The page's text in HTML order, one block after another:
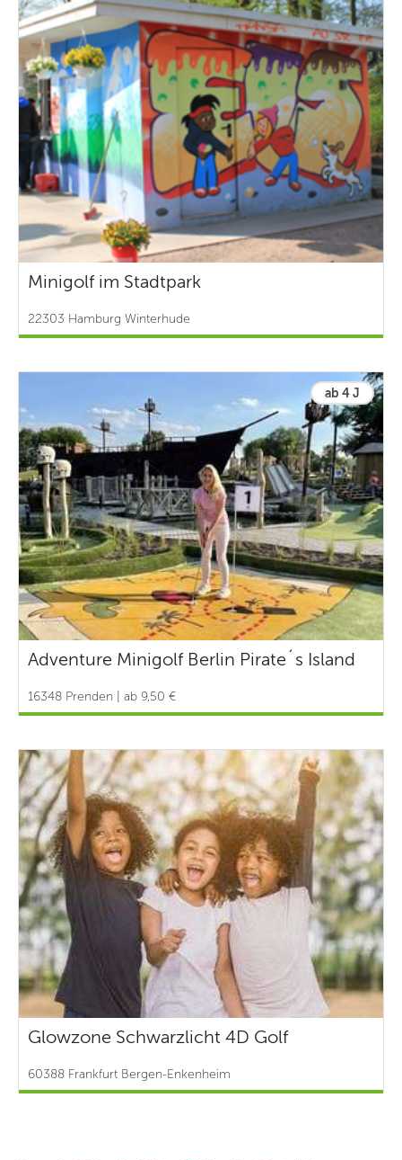
Minigolf im Stadtpark
22303 Hamburg Winterhude
ab 4 J
Adventure Minigolf Berlin Pirate´s Island
16348 Prenden | ab 9,50 €
Glowzone Schwarzlicht 4D Golf
60388 Frankfurt Bergen-Enkenheim